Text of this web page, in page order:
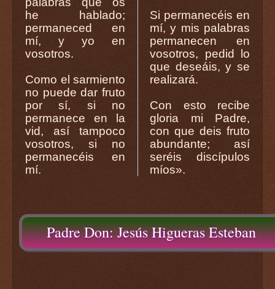
he hablado;
permaneced en
mí, y yo en
vosotros.
Como el sarmiento
no puede dar fruto
por sí, si no
permanece en la
vid, así tampoco
vosotros, si no
permanecéis en
mí.
Si permanecéis en
mí, y mis palabras
permanecen en
vosotros, pedid lo
que deseáis, y se
realizará.
Con esto recibe
gloria mi Padre,
con que deis fruto
abundante; así
seréis discípulos
míos».
Padre Don: Jesús Higueras Esteban